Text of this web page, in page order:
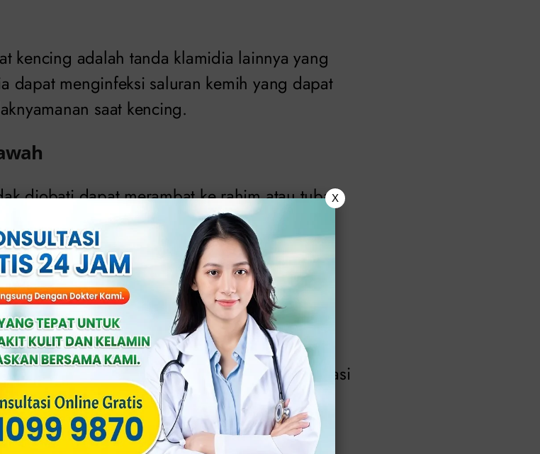
kencing adalah tanda klamidia lainnya yang
dapat menginfeksi saluran kemih yang dapat
saat kencing.
diobati dapat merambat ke rahim atau tuba
bagian bawah. Ini bisa menjadi tanda
diatasi.
ONLINE GRATIS DI SINI<<
(tidak normal)
yang tidak terkait dengan menstruasi
pendarahan di antara periode menstruasi
ini bisa menjadi tanda infeksi klamidia.
X